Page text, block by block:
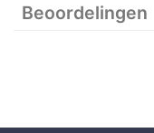
Beoordelingen